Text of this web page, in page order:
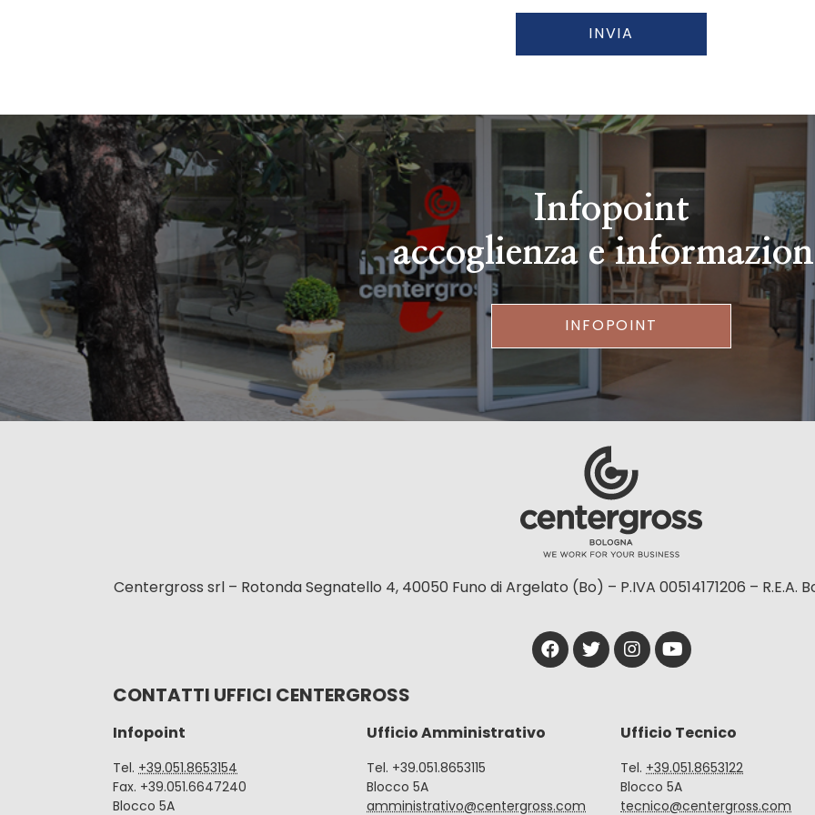
INVIA
Infopoint
accoglienza e
INFOPOINT
Centergross srl – Rotonda Segnatello 4, 40050 Funo di Argelato (Bo) – P.IVA 00514171206 – R.E.A.
CONTATTI UFFICI CENTERGROSS
Infopoint
Tel. +39.051.8653154
Fax. +39.051.6647240
Blocco 5A
Ufficio Amministrativo
Tel. +39.051.8653115
Blocco 5A
amministrativo@centergross.com
Ufficio Tecnico
Tel. +39.051.8653122
Blocco 5A
tecnico@centergross.com